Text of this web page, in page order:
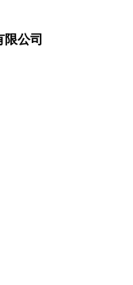
公司